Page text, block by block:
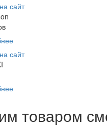
сайт
сайт
товаром